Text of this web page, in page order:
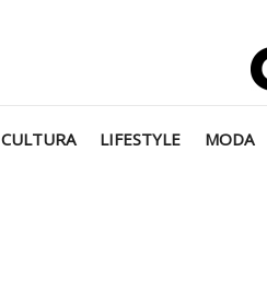
CULTURA LIFESTYLE MODA